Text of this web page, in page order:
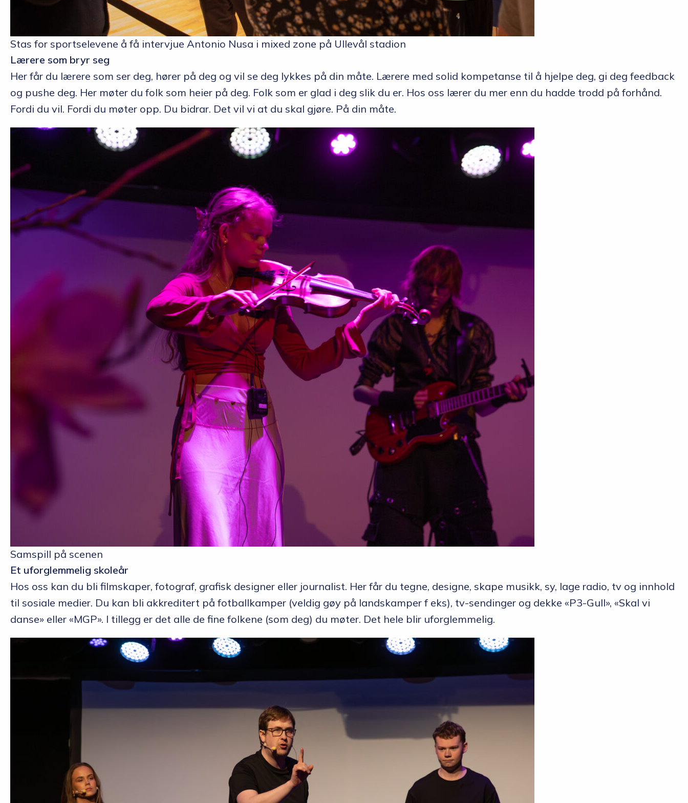
Stas for sportselevene å få intervjue Antonio Nusa i mixed zone på Ullevål stadion
Lærere som bryr seg
Her får du lærere som ser deg, hører på deg og vil se deg lykkes på din måte. Lærere med solid kompetanse til å hjelpe deg, gi deg feedback
og pushe deg. Her møter du folk som heier på deg. Folk som er glad i deg slik du er. Hos oss lærer du mer enn du hadde trodd på forhånd.
Fordi du vil. Fordi du møter opp. Du bidrar. Det vil vi at du skal gjøre. På din måte.
Samspill på scenen
Et uforglemmelig skoleår
Hos oss kan du bli filmskaper, fotograf, grafisk designer eller journalist. Her får du tegne, designe, skape musikk, sy, lage radio, tv og innhold
til sosiale medier. Du kan bli akkreditert på fotballkamper (veldig gøy på landskamper f eks), tv-sendinger og dekke «P3-Gull», «Skal vi
danse» eller «MGP». I tillegg er det alle de fine folkene (som deg) du møter. Det hele blir uforglemmelig.